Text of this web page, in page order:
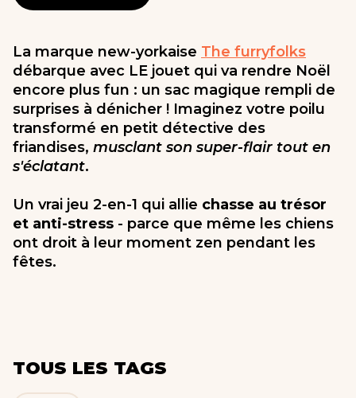
La marque new-yorkaise The furryfolks
débarque avec LE jouet qui va rendre Noël
encore plus fun : un sac magique rempli de
surprises à dénicher ! Imaginez votre poilu
transformé en petit détective des
friandises, musclant son super-flair tout en
s'éclatant.
Un vrai jeu 2-en-1 qui allie chasse au trésor
et anti-stress - parce que même les chiens
ont droit à leur moment zen pendant les
fêtes.
TOUS LES TAGS